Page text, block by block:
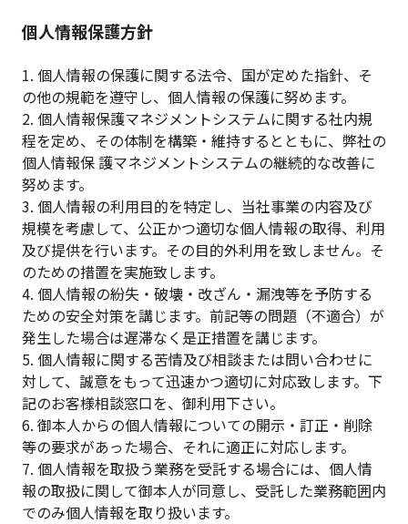
個人情報保護方針
1. 個人情報の保護に関する法令、国が定めた指針、そ
の他の規範を遵守し、個人情報の保護に努めます。
2. 個人情報保護マネジメントシステムに関する社内規
程を定め、その体制を構築・維持するとともに、弊社の
個人情報保 護マネジメントシステムの継続的な改善に
努めます。
3. 個人情報の利用目的を特定し、当社事業の内容及び
規模を考慮して、公正かつ適切な個人情報の取得、利用
及び提供を行います。その目的外利用を致しません。そ
のための措置を実施致します。
4. 個人情報の紛失・破壊・改ざん・漏洩等を予防する
ための安全対策を講じます。前記等の問題（不適合）が
発生した場合は遅滞なく是正措置を講じます。
5. 個人情報に関する苦情及び相談または問い合わせに
対して、誠意をもって迅速かつ適切に対応致します。下
記のお客様相談窓口を、御利用下さい。
6. 御本人からの個人情報についての開示・訂正・削除
等の要求があった場合、それに適正に対応します。
7. 個人情報を取扱う業務を受託する場合には、個人情
報の取扱に関して御本人が同意し、受託した業務範囲内
でのみ個人情報を取り扱います。